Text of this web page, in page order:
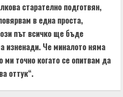
старателно подготвян,
в една проста,
път всичко ще бъде
изненади. Че миналото няма
ми точно когато се опитвам да
оттук“.